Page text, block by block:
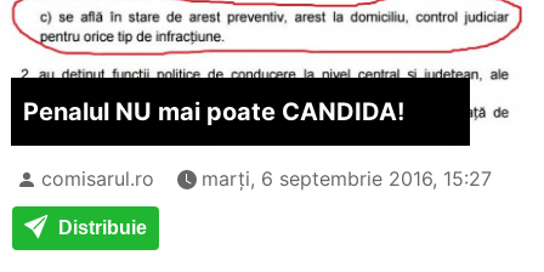
Penalul NU mai poate CANDIDA!
comisarul.ro marți, 6 septembrie 2016, 15:27
Distribuie